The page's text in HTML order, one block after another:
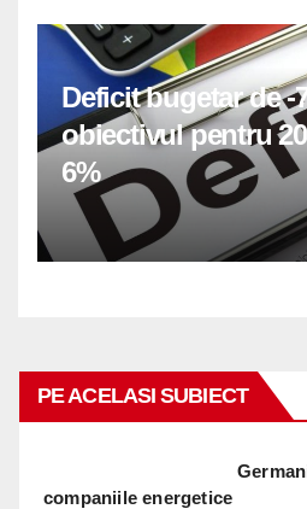
Deficit bugetar de -
obiectivul pentru
6%
PE ACELASI SUBIECT
companiile energetice